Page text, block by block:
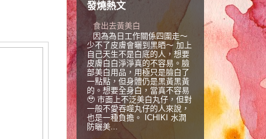
發燒熱文
食出去黃美白
因為為日工作關係四圍走～
少不了皮膚會曬到黑晒～ 加上
自己天生不是白底的人，想要
皮膚白白淨淨真的不容易。臉
部美白用品，用極只是臉白了
一點點，但身體仍是黑黃黑黃
的。想要全身白，當真不容易
🥹 巿面上不泛美白丸仔，但對
一般不愛吞噬丸仔的人來說，
也是一種負擔。 ICHIKI 水潤
防曬美...